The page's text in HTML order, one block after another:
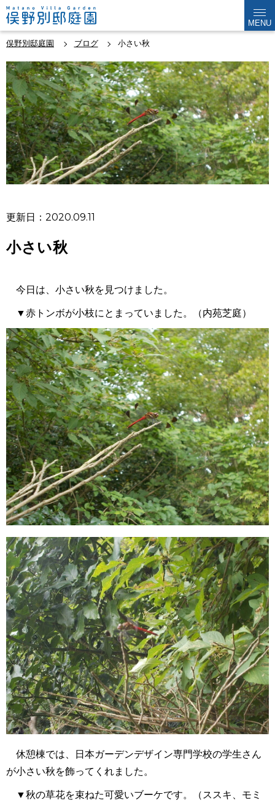
MENU
俣野別邸庭園 ブログ 小さい秋
更新日：2020.09.11
小さい秋
今日は、小さい秋を見つけました。
▼赤トンボが小枝にとまっていました。（内苑芝庭）
休憩棟では、日本ガーデンデザイン専門学校の学生さん
が小さい秋を飾ってくれました。
▼秋の草花を束ねた可愛いブーケです。（ススキ、モミ